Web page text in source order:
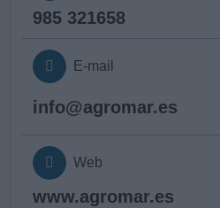
985 321658
E-mail
info@agromar.es
Web
www.agromar.es